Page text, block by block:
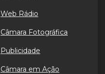
Web Rádio
Câmara Fotográfica
Publicidade
Câmara em Ação